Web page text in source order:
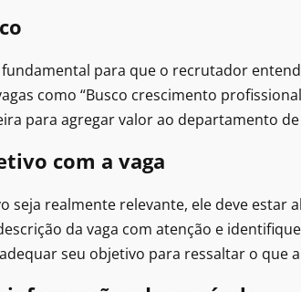
para que o recrutador
como “Busco crescimento
para agregar valor ao departamento
com a vaga
seja realmente relevante, ele deve estar
da vaga com atenção e
seu objetivo para ressaltar o que